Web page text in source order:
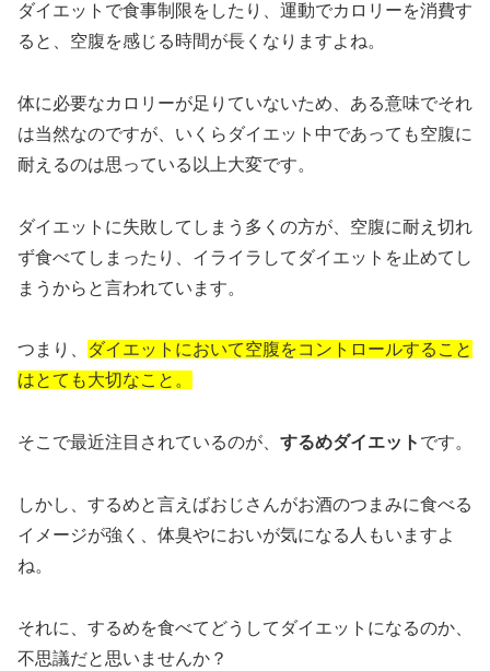
ダイエットで食事制限をしたり、運動でカロリーを消費す
ると、空腹を感じる時間が長くなりますよね。
体に必要なカロリーが足りていないため、ある意味でそれ
は当然なのですが、いくらダイエット中であっても空腹に
耐えるのは思っている以上大変です。
ダイエットに失敗してしまう多くの方が、空腹に耐え切れ
ず食べてしまったり、イライラしてダイエットを止めてし
まうからと言われています。
つまり、
ダイエットにおいて空腹をコントロールすること
はとても大切なこと。
そこで最近注目されているのが、 するめダイエット です。
しかし、するめと言えばおじさんがお酒のつまみに食べる
イメージが強く、体臭やにおいが気になる人もいますよ
ね。
それに、するめを食べてどうしてダイエットになるのか、
不思議だと思いませんか？